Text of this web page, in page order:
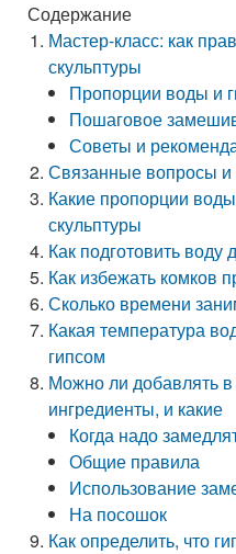
Содержание
Мастер-класс: как
скульптуры
Пропорции воды и
Пошаговое
Советы и
Связанные вопросы и
Какие пропорции
скульптуры
Как подготовить
Как избежать комков
Сколько времени
Какая температура
гипсом
Можно ли добавлять
ингредиенты, и какие
Когда надо
Общие правила
Использование
На посошок
Как определить, что